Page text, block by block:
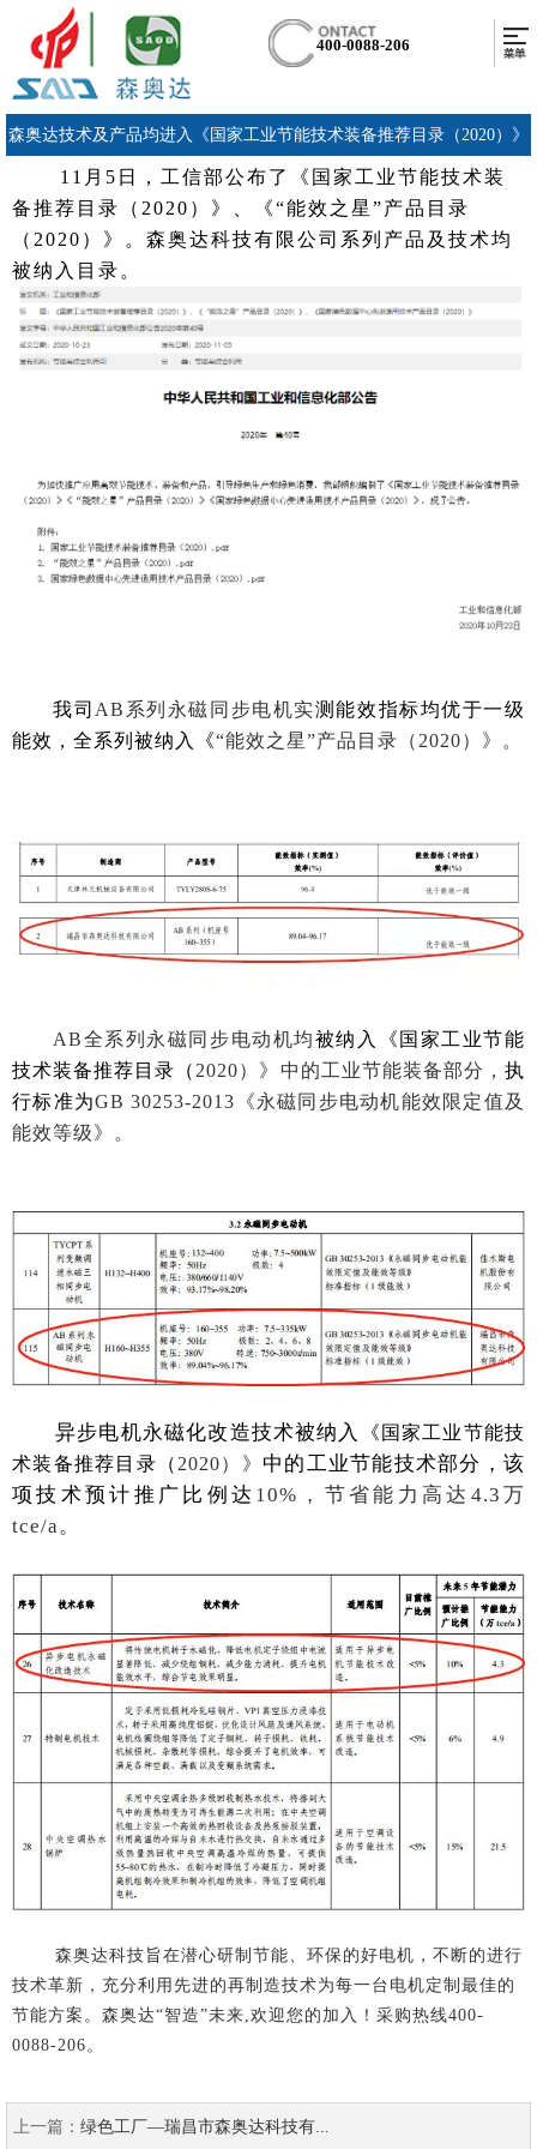
400-0088-206
森奥达技术及产品均进入《国家工业节能技术装备推荐目录（2020）》
及《“能效之星”产品目录（2020）》
11月5日，工信部公布了《国家工业节能技术装
备推荐目录（2020）》、《“能效之星”产品目录
（2020）》。森奥达科技有限公司系列产品及技术均
被纳入目录。
我司 AB系列永磁同步电机实测能效指标均优于一级
能效，全系列被纳入《“能效之星”产品目录（2020）》。
AB全系列永磁同步电动机均被纳入《国家工业节能
技术装备推荐目录（ 2020）》中的工业节能装备部分，执
行标准为GB 30253-2013《永磁同步电动机能效限定值及
能效等级》。
异步电机永磁化改造技术被纳入
《国家工业节能技
术装备推荐目录（ 2020）》 中的工业节能技术部分，该
项技术预计推广比例达 10%，节省能力高达4.3万
tce/a。
森奥达科技旨在潜心研制节能、环保的好电机，不断的进行
技术革新，充分利用先进的再制造技术为每一台电机定制最佳的
节能方案。森奥达“智造”未来,欢迎您的加入！采购热线400-
0088-206。
上一篇： 绿色工厂—​瑞昌市森奥达科技有...